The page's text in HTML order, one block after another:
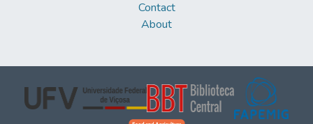
Contact
About